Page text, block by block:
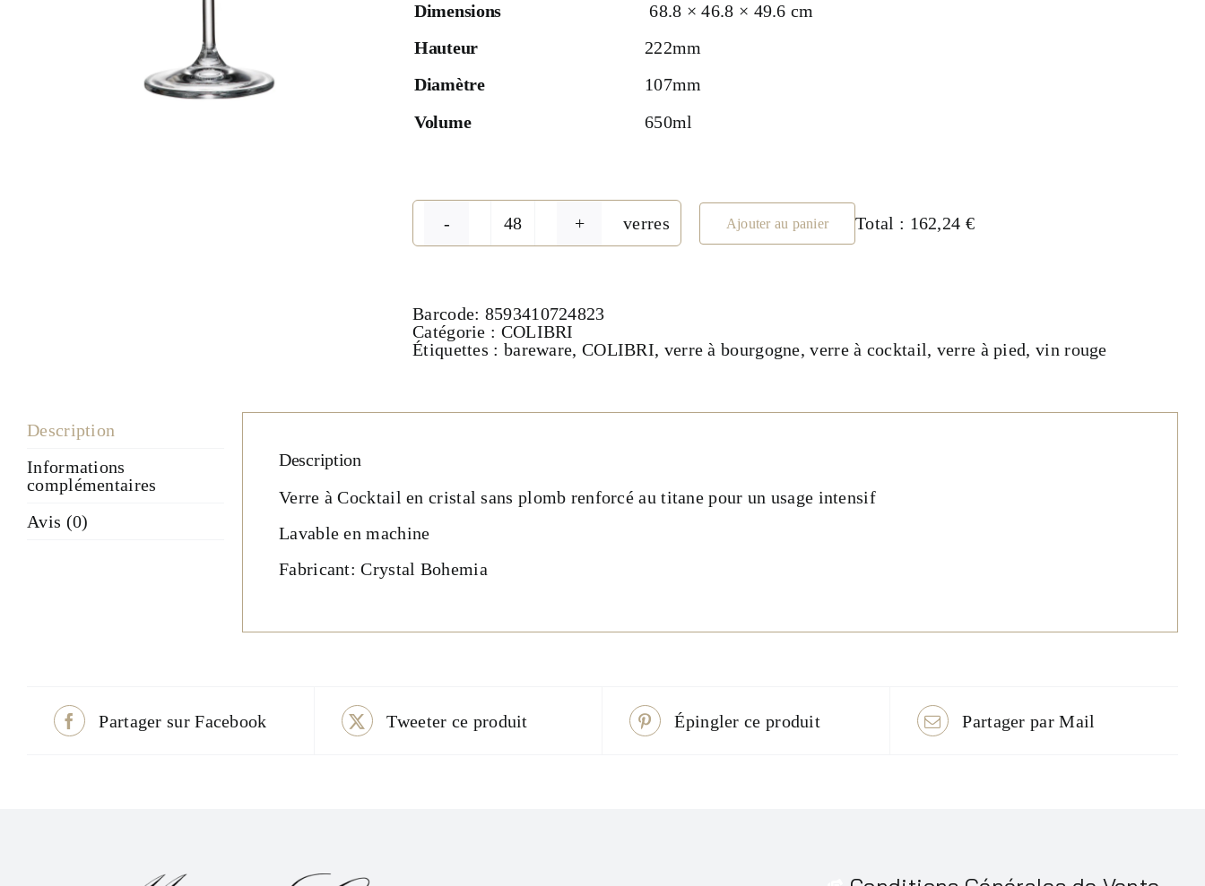
Dimensions
68.8 × 46.8 × 49.6 cm
Hauteur
222mm
Diamètre
107mm
Volume
650ml
quantité
de
650ml
-
Collection
verres Ajouter au panier Total : 162,24 €
Barcode: 8593410724823
Catégorie : COLIBRI
Étiquettes : bareware, COLIBRI, verre à bourgogne,verre à cocktail, verre à pied, vin rouge
Description
Informations
complémentaires
Avis (0)
Description
Verre à Cocktail en cristal sans plomb renforcé au titane pour un usage intensif
Lavable en machine
Fabricant: Crystal Bohemia
Partager sur Facebook Tweeter ce produit Épingler ce produit Partager par Mail